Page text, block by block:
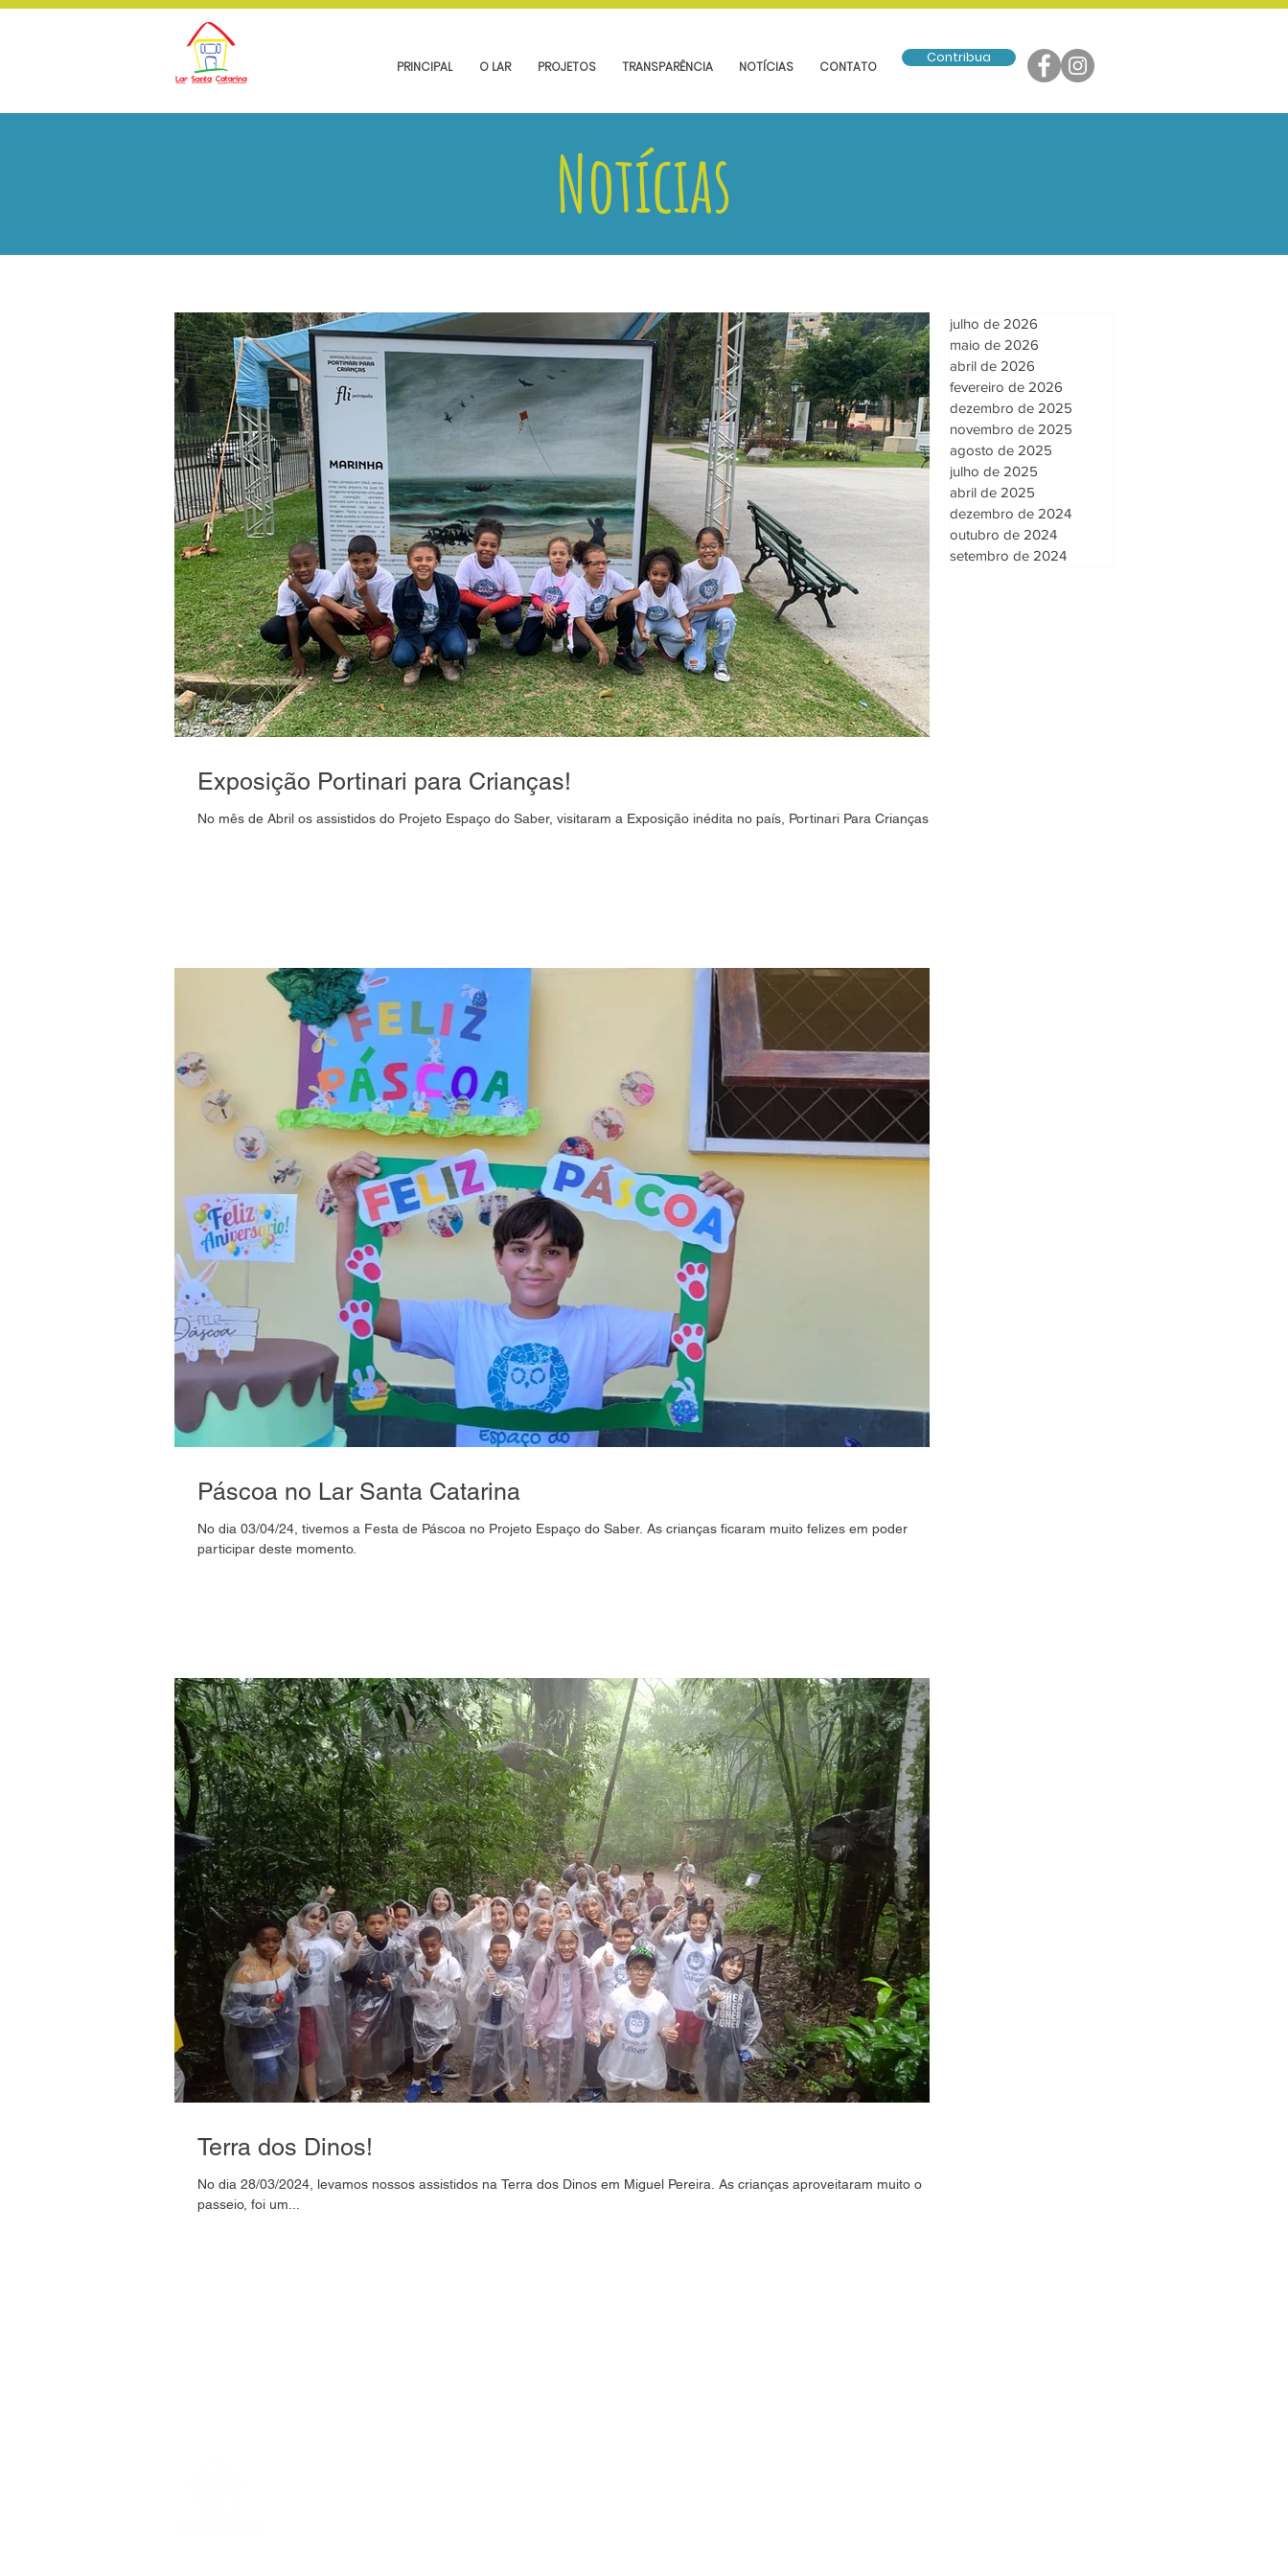
PRINCIPAL O LAR PROJETOS TRANSPARÊNCIA NOTÍCIAS CONTATO
Contribua
Notícias
julho de 2026
maio de 2026
abril de 2026
fevereiro de 2026
dezembro de 2025
novembro de 2025
agosto de 2025
julho de 2025
abril de 2025
dezembro de 2024
outubro de 2024
setembro de 2024
Exposição Portinari para Crianças!
No mês de Abril os assistidos do Projeto Espaço do Saber, visitaram a Exposição inédita no país, Portinari Para Crianças.
Páscoa no Lar Santa Catarina
No dia 03/04/24, tivemos a Festa de Páscoa no Projeto Espaço do Saber. As crianças ficaram muito felizes em poder
participar deste momento.
Terra dos Dinos!
No dia 28/03/2024, levamos nossos assistidos na Terra dos Dinos em Miguel Pereira. As crianças aproveitaram muito o
passeio, foi um...